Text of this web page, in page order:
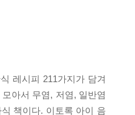
레시피 211가지가 담겨
아서 무염, 저염, 일반염
책이다. 이토록 아이 음